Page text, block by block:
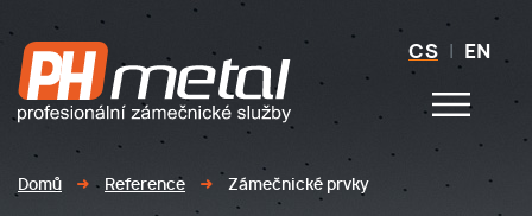
CS EN
Domů Reference Zámečnické prvky